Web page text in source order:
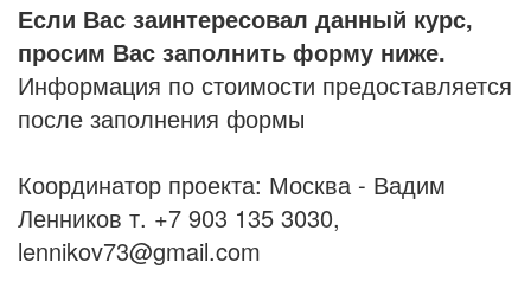
Если Вас заинтересовал данный курс,
просим Вас заполнить форму ниже.
Информация по стоимости предоставляется
после заполнения формы
Координатор проекта: Москва - Вадим
Ленников т. +7 903 135 3030,
lennikov73@gmail.com